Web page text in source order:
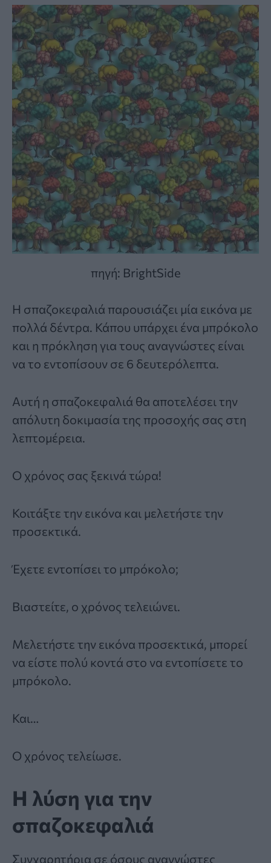
πηγή: BrightSide
Η σπαζοκεφαλιά παρουσιάζει μία εικόνα με
πολλά δέντρα. Κάπου υπάρχει ένα μπρόκολο
και η πρόκληση για τους αναγνώστες είναι
να τo εντοπίσουν σε 6 δευτερόλεπτα.
Αυτή η σπαζοκεφαλιά θα αποτελέσει την
απόλυτη δοκιμασία της προσοχής σας στη
λεπτομέρεια.
Ο χρόνος σας ξεκινά τώρα!
Κοιτάξτε την εικόνα και μελετήστε την
προσεκτικά.
Έχετε εντοπίσει το μπρόκολο;
Βιαστείτε, ο χρόνος τελειώνει.
Μελετήστε την εικόνα προσεκτικά, μπορεί
να είστε πολύ κοντά στο να εντοπίσετε το
μπρόκολο.
Και…
Ο χρόνος τελείωσε.
Η λύση για την
σπαζοκεφαλιά
Συγχαρητήρια σε όσους αναγνώστες